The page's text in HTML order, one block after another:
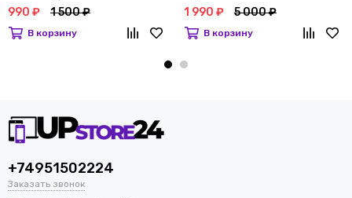
990 ₽
1 500 ₽
В корзину
1 990 ₽
5 000 ₽
В корзину
+74951502224
Заказать звонок